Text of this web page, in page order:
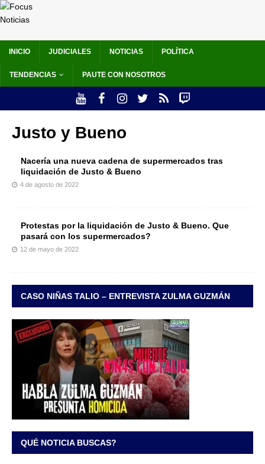
INICIO JUDICIALES NOTICIAS POLÍTICA
TENDENCIAS PAUTE CON NOSOTROS
Justo y Bueno
Nacería una nueva cadena de supermercados tras
liquidación de Justo & Bueno
4 de agosto de 2022
Protestas por la liquidación de Justo & Bueno. Que
pasará con los supermercados?
12 de mayo de 2022
CASO NIÑAS TALIO – ENTREVISTA ZULMA GUZMÁN
QUÉ NOTICIA BUSCAS?